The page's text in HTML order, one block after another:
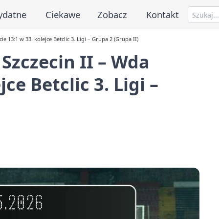
Ciekawe Zobacz Kontakt
13:1 w 33. kolejce Betclic 3. Ligi – Grupa 2 (Grupa II)
II – Wda
Betclic 3. Ligi –